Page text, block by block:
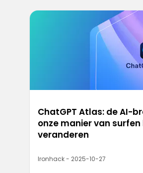
ChatGPT Atlas: de AI-
onze manier van surfen
veranderen
Ironhack - 2025-10-27